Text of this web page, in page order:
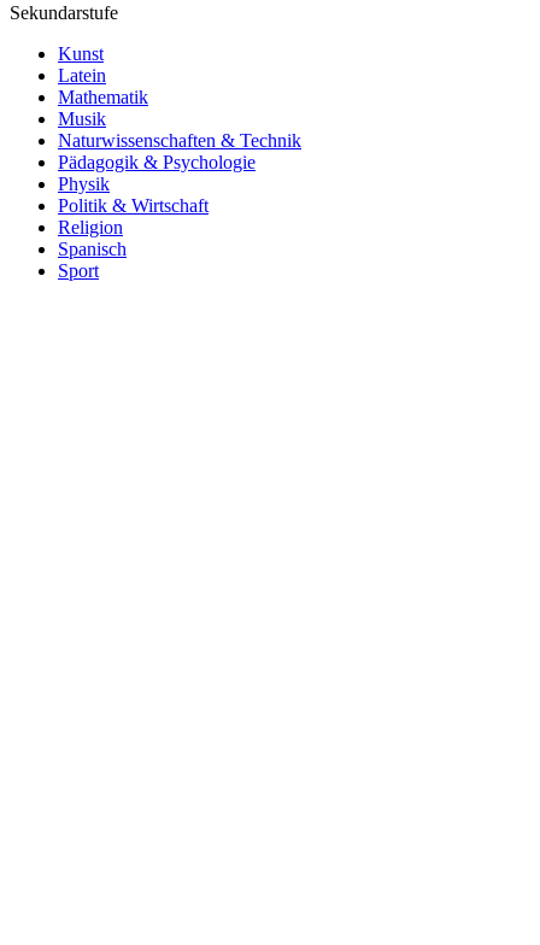
Sekundarstufe
Kunst
Latein
Mathematik
Musik
Naturwissenschaften & Technik
Pädagogik & Psychologie
Physik
Politik & Wirtschaft
Religion
Spanisch
Sport